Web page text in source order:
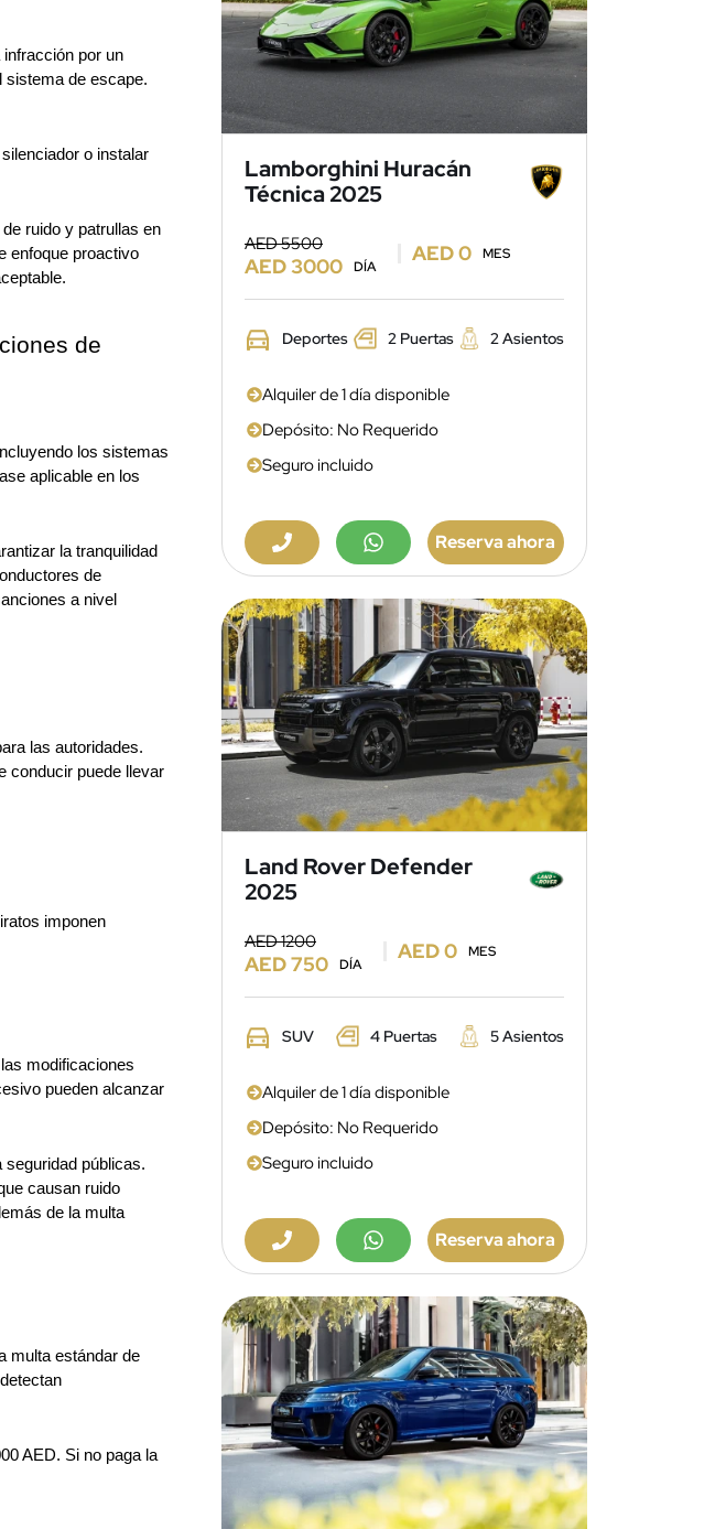
por un
sistema de escape.
o instalar
ruido y patrullas en
enfoque proactivo
de
los sistemas
aplicable en los
la tranquilidad
de
a nivel
las autoridades.
conducir puede llevar
imponen
modificaciones
pueden alcanzar
públicas.
causan ruido
de la multa
multa estándar de
AED. Si no paga la
Lamborghini Huracán
Técnica 2025
AED 5500
AED 3000 DÍA
AED 0 MES
Deportes 2 Puertas 2 Asientos
Alquiler de 1 día disponible
Depósito: No Requerido
Seguro incluido
Reserva ahora
Land Rover Defender
2025
AED 1200
AED 750 DÍA
AED 0 MES
SUV 4 Puertas 5 Asientos
Alquiler de 1 día disponible
Depósito: No Requerido
Seguro incluido
Reserva ahora